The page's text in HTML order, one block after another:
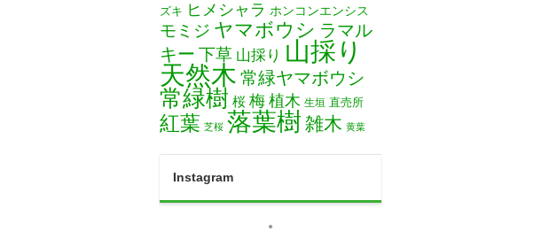
ズキ ヒメシャラ ホンコンエンシス
モミジ ヤマボウシ ラマル
キー 下草 山採り 山採り
天然木 常緑ヤマボウシ
常緑樹 桜 梅 植木 生垣 直売所
紅葉 芝桜 落葉樹 雑木 黄葉
Instagram